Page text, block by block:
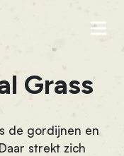
Grass
de gordijnen en
strekt zich